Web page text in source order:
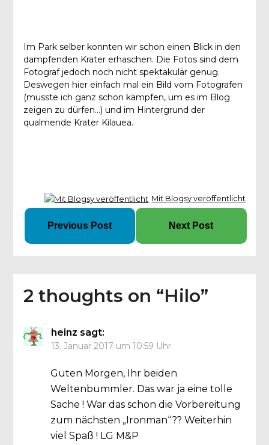
Im Park selber konnten wir schon einen Blick in den
dampfenden Krater erhaschen. Die Fotos sind dem
Fotograf jedoch noch nicht spektakulär genug.
Deswegen hier einfach mal ein Bild vom Fotografen
(musste ich ganz schön kämpfen, um es im Blog
zeigen zu dürfen…) und im Hintergrund der
qualmende Krater Kilauea.
Mit Blogsy veröffentlicht
Previous Post Next Post
2 thoughts on “Hilo”
heinz sagt:
13. Januar 2017 um 10:59 Uhr
Guten Morgen, Ihr beiden
Weltenbummler. Das war ja eine tolle
Sache ! War das schon die Vorbereitung
zum nächsten „Ironman“?? Weiterhin
viel Spaß ! LG M&P